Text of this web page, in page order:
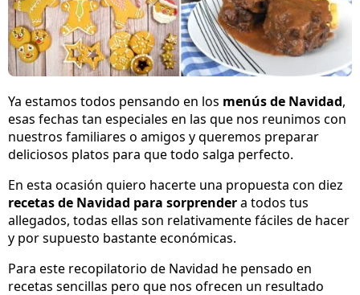
Ya estamos todos pensando en los menús de Navidad,
esas fechas tan especiales en las que nos reunimos con
nuestros familiares o amigos y queremos preparar
deliciosos platos para que todo salga perfecto.
En esta ocasión quiero hacerte una propuesta con diez
recetas de Navidad para sorprendera todos tus
allegados, todas ellas son relativamente fáciles de hacer
y por supuesto bastante económicas.
Para este recopilatorio de Navidad he pensado en
recetas sencillas pero que nos ofrecen un resultado